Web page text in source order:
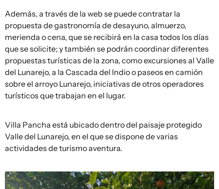
Además, a través de la web se puede contratar la
propuesta de gastronomía de desayuno, almuerzo,
merienda o cena, que se recibirá en la casa todos los días
que se solicite; y también se podrán coordinar diferentes
propuestas turísticas de la zona, como excursiones al Valle
del Lunarejo, a la Cascada del Indio o paseos en camión
sobre el arroyo Lunarejo, iniciativas de otros operadores
turísticos que trabajan en el lugar.
Villa Pancha está ubicado dentro del paisaje protegido
Valle del Lunarejo, en el que se dispone de varias
actividades de turismo aventura.